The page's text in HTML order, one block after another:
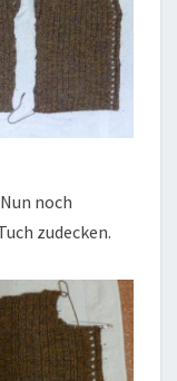
noch
zudecken.